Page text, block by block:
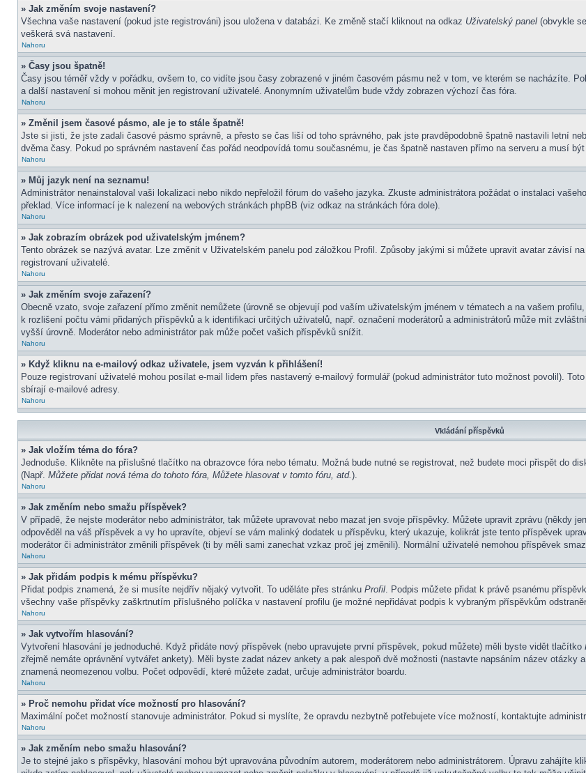
» Jak změním svoje nastavení?
Všechna vaše nastavení (pokud jste registrováni) jsou uložena v databázi. Ke změně stačí kliknout na odkaz Uživatelský panel (obvykle
veškerá svá nastavení.
Nahoru
» Časy jsou špatně!
Časy jsou téměř vždy v pořádku, ovšem to, co vidíte jsou časy zobrazené v jiném časovém pásmu než v tom, ve kterém se nacházíte.
a další nastavení si mohou měnit jen registrovaní uživatelé. Anonymním uživatelům bude vždy zobrazen výchozí čas fóra.
Nahoru
» Změnil jsem časové pásmo, ale je to stále špatně!
Jste si jisti, že jste zadali časové pásmo správně, a přesto se čas liší od toho správného, pak jste pravděpodobně špatně nastavili letní
dvěma časy. Pokud po správném nastavení čas pořád neodpovídá tomu současnému, je čas špatně nastaven přímo na serveru a musí
Nahoru
» Můj jazyk není na seznamu!
Administrátor nenainstaloval vaši lokalizaci nebo nikdo nepřeložil fórum do vašeho jazyka. Zkuste administrátora požádat o instalaci
překlad. Více informací je k nalezení na webových stránkách phpBB (viz odkaz na stránkách fóra dole).
Nahoru
» Jak zobrazím obrázek pod uživatelským jménem?
Tento obrázek se nazývá avatar. Lze změnit v Uživatelském panelu pod záložkou Profil. Způsoby jakými si můžete upravit avatar závisí
registrovaní uživatelé.
Nahoru
» Jak změním svoje zařazení?
Obecně vzato, svoje zařazení přímo změnit nemůžete (úrovně se objevují pod vaším uživatelským jménem v tématech a na vašem
k rozlišení počtu vámi přidaných příspěvků a k identifikaci určitých uživatelů, např. označení moderátorů a administrátorů může mít
vyšší úrovně. Moderátor nebo administrátor pak může počet vašich příspěvků snížit.
Nahoru
» Když kliknu na e-mailový odkaz uživatele, jsem vyzván k přihlášení!
Pouze registrovaní uživatelé mohou posílat e-mail lidem přes nastavený e-mailový formulář (pokud administrátor tuto možnost povolil).
sbírají e-mailové adresy.
Nahoru
Vkládání příspěvků
» Jak vložím téma do fóra?
Jednoduše. Klikněte na příslušné tlačítko na obrazovce fóra nebo tématu. Možná bude nutné se registrovat, než budete moci přispět do
(Např. Můžete přidat nová téma do tohoto fóra, Můžete hlasovat v tomto fóru, atd.).
Nahoru
» Jak změním nebo smažu příspěvek?
V případě, že nejste moderátor nebo administrátor, tak můžete upravovat nebo mazat jen svoje příspěvky. Můžete upravit zprávu (někdy
odpověděl na váš příspěvek a vy ho upravíte, objeví se vám malinký dodatek u příspěvku, který ukazuje, kolikrát jste tento příspěvek
moderátor či administrátor změnili příspěvek (ti by měli sami zanechat vzkaz proč jej změnili). Normální uživatelé nemohou příspěvek
Nahoru
» Jak přidám podpis k mému příspěvku?
Přidat podpis znamená, že si musíte nejdřív nějaký vytvořit. To uděláte přes stránku Profil. Podpis můžete přidat k právě psanému
všechny vaše příspěvky zaškrtnutím příslušného políčka v nastavení profilu (je možné nepřidávat podpis k vybraným příspěvkům
Nahoru
» Jak vytvořím hlasování?
Vytvoření hlasování je jednoduché. Když přidáte nový příspěvek (nebo upravujete první příspěvek, pokud můžete) měli byste vidět tlačítko
zřejmě nemáte oprávnění vytvářet ankety). Měli byste zadat název ankety a pak alespoň dvě možnosti (nastavte napsáním název otázky
znamená neomezenou volbu. Počet odpovědí, které můžete zadat, určuje administrátor boardu.
Nahoru
» Proč nemohu přidat více možností pro hlasování?
Maximální počet možností stanovuje administrátor. Pokud si myslíte, že opravdu nezbytně potřebujete více možností, kontaktujte
Nahoru
» Jak změním nebo smažu hlasování?
Je to stejné jako s příspěvky, hlasování mohou být upravována původním autorem, moderátorem nebo administrátorem. Úpravu zahájíte